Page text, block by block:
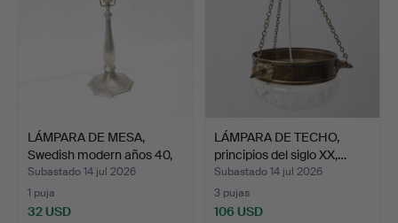
LÁMPARA DE MESA,
Swedish modern años 40,
p…
Subastado 14 jul 2026
1 puja
32 USD
LÁMPARA DE TECHO,
principios del siglo XX,…
Subastado 14 jul 2026
3 pujas
106 USD